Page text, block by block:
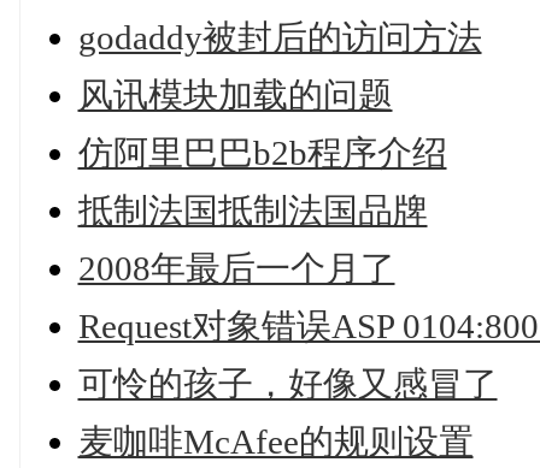
godaddy被封后的访问方法
风讯模块加载的问题
仿阿里巴巴b2b程序介绍
抵制法国抵制法国品牌
2008年最后一个月了
Request对象错误ASP
可怜的孩子，好像又感冒了
麦咖啡McAfee的规则设置